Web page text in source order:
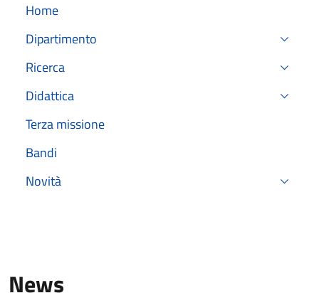
Home
Dipartimento
Ricerca
Didattica
Terza missione
Bandi
Novità
News